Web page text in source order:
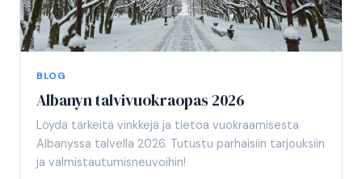
BLOG
Albanyn talvivuokraopas 2026
Löydä tärkeitä vinkkejä ja tietoa vuokraamisesta
Albanyssa talvella 2026. Tutustu parhaisiin tarjouksiin
ja valmistautumisneuvoihin!